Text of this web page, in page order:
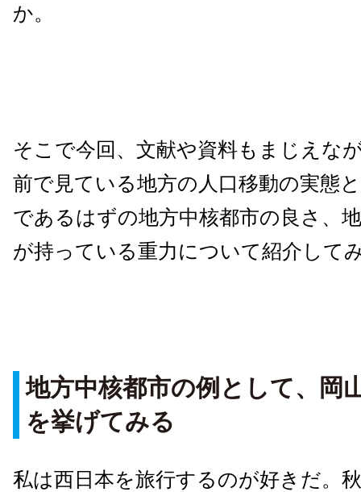
か。
そこで今回、文献や資料もまじえな
前で見ている地方の人口移動の実態
であるはずの地方中核都市の良さ、
が持っている重力について紹介して
地方中核都市の例として、岡
を挙げてみる
私は西日本を旅行するのが好きだ。